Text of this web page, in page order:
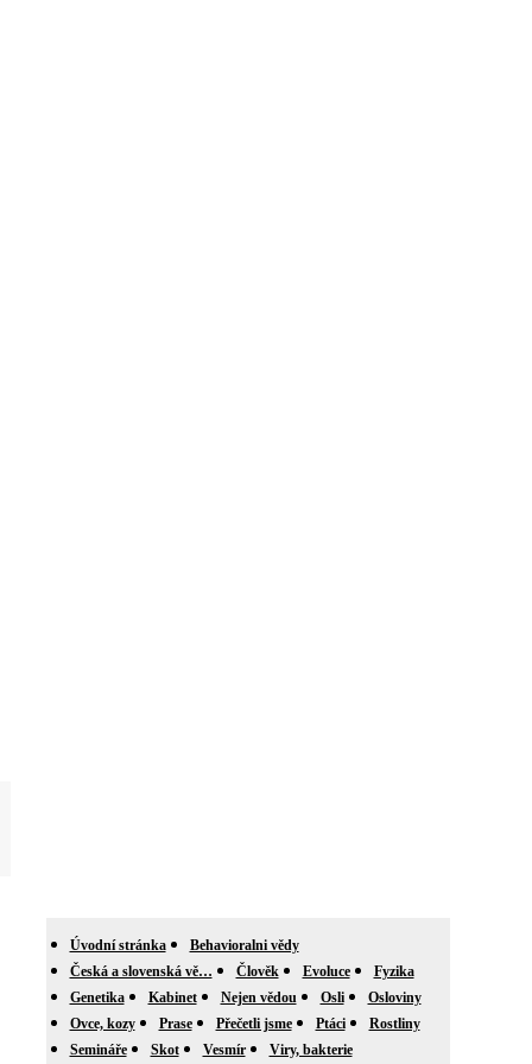
Úvodní stránka
Behavioralni vědy
Česká a slovenská vě…
Člověk Evoluce
Fyzika
Genetika
Kabinet Nejen vědou Osli
Osloviny
Ovce, kozy
Prase Přečetli jsme Ptáci
Rostliny
Semináře
Skot Vesmír
Viry, bakterie